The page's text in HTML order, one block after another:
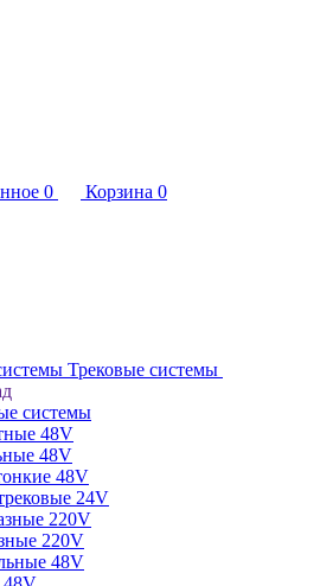
0 Корзина 0
Трековые системы
системы
48V
48V
48V
24V
220V
220V
48V